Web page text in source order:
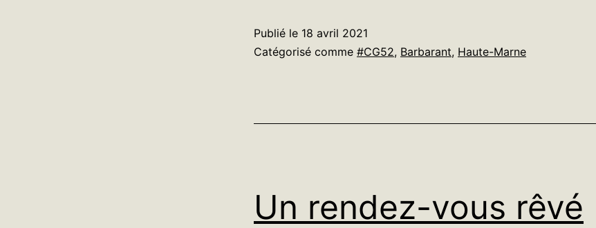
quelques
Publié le 18 avril 2021
Catégorisé comme #CG52, Barbarant, Haute-Marne
Un rendez-vous rêvé